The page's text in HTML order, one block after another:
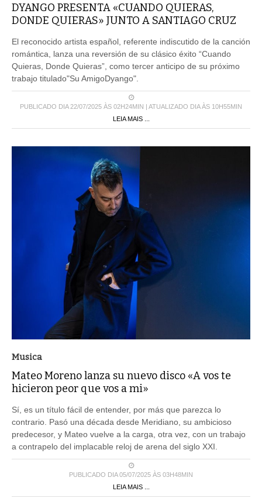
DYANGO PRESENTA «CUANDO QUIERAS,
DONDE QUIERAS» JUNTO A SANTIAGO CRUZ
El reconocido artista español, referente indiscutido de la canción
romántica, lanza una reversión de su clásico éxito “Cuando
Quieras, Donde Quieras”, como tercer anticipo de su próximo
trabajo titulado"Su AmigoDyango".
PUBLICADO DIA 22/07/2025 ÀS 02H24MIN | ATUALIZADO DIA ÀS 10H55MIN
LEIA MAIS ...
Musica
Mateo Moreno lanza su nuevo disco «A vos te
hicieron peor que vos a mi»
Sí, es un título fácil de entender, por más que parezca lo
contrario. Pasó una década desde Meridiano, su ambicioso
predecesor, y Mateo vuelve a la carga, otra vez, con un trabajo
a contrapelo del implacable reloj de arena del siglo XXI.
PUBLICADO DIA 05/07/2025 ÀS 03H48MIN
LEIA MAIS ...